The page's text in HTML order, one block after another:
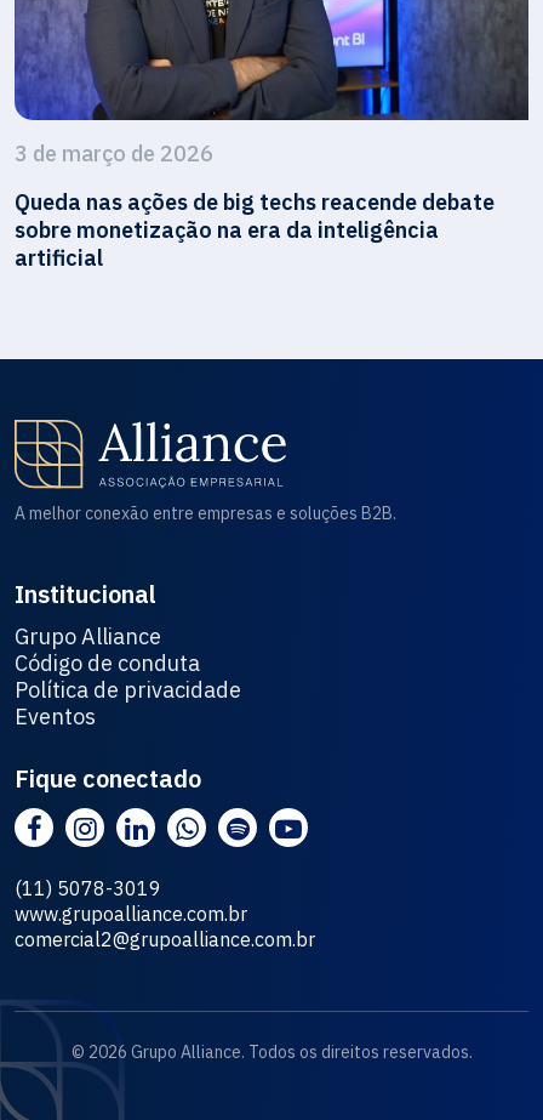
3 de março de 2026
Queda nas ações de big techs reacende debate
sobre monetização na era da inteligência
artificial
A melhor conexão entre empresas e soluções B2B.
Institucional
Grupo Alliance
Código de conduta
Política de privacidade
Eventos
Fique conectado
(11) 5078-3019
www.grupoalliance.com.br
comercial2@grupoalliance.com.br
© 2026 Grupo Alliance. Todos os direitos reservados.